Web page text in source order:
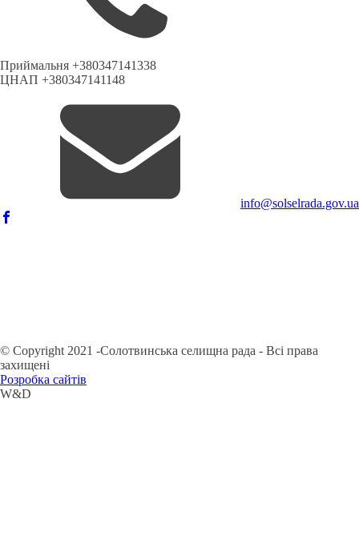
Приймальня +380347141338
ЦНАП +380347141148
info@solselrada.gov.ua
© Copyright 2021 -Солотвинська селищна рада - Всі права
захищені
Розробка сайтів
W&D